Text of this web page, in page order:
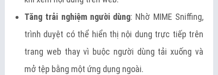
Tăng trải nghiệm người dùng: Nhờ MIME Sniffing,
trình duyệt có thể hiển thị nội dung trực tiếp trên
trang web thay vì buộc người dùng tải xuống và
mở tệp bằng một ứng dụng ngoài.